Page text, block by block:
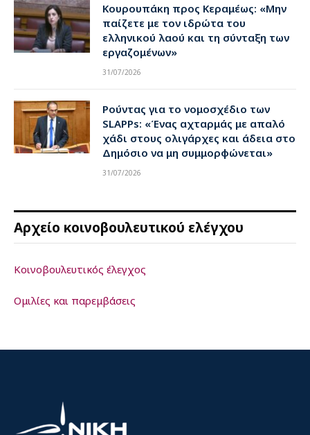
Κουρουπάκη προς Κεραμέως: «Μην
παίζετε με τον ιδρώτα του
ελληνικού λαού και τη σύνταξη των
εργαζομένων»
31/07/2026
Ρούντας για το νομοσχέδιο των
SLAPPs: «Ένας αχταρμάς με απαλό
χάδι στους ολιγάρχες και άδεια στο
Δημόσιο να μη συμμορφώνεται»
31/07/2026
Αρχείο κοινοβουλευτικού ελέγχου
Κοινοβουλευτικός έλεγχος
Ομιλίες και παρεμβάσεις